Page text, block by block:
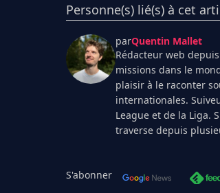
Personne(s) lié(s) à cet
parQuentin Mallet
Rédacteur web
missions dans le
plaisir à le raconter
internationales.
League et de la Liga.
traverse depuis
S'abonner